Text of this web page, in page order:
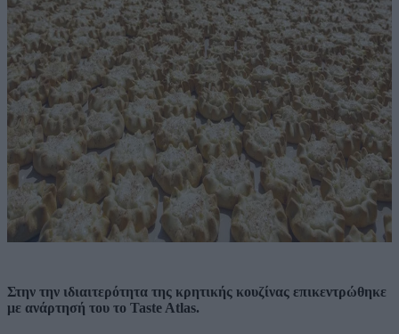
Στην την ιδιαιτερότητα της κρητικής κουζίνας επικεντρώθηκε
με ανάρτησή του το Taste Atlas.